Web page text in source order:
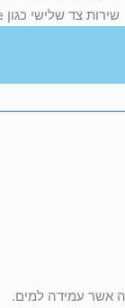
שירות צד שלישי כגון Google ו-Meta, בהתאם ל
אשר עמידה למים.